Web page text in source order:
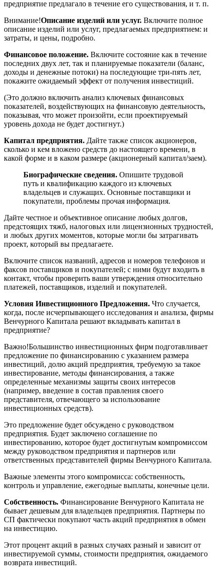
предприятие предлагало в течение его существования, и т. п.
Внимание!Описание изделий или услуг. Включите полное
описание изделий или услуг, предлагаемых предприятием: и
затраты, и цены, подробно.
Финансовое положение. Включите состояние как в течение
последних двух лет, так и планируемые показатели (баланс,
доходы и денежные потоки) на последующие три-пять лет,
покажите ожидаемый эффект от получения инвестиций.
(Это должно включить анализ ключевых финансовых
показателей, воздействующих на финансовую деятельность,
показывая, что может произойти, если проектируемый
уровень дохода не будет достигнут.)
Капитал предприятия. Дайте также список акционеров,
сколько и кем вложено средств до настоящего времени, в
какой форме и в каком размере (акционерный капитал/заем).
Биографические сведения. Опишите трудовой
путь и квалификацию каждого из ключевых
владельцев и служащих. Основные поставщики и
покупатели, проблемы прочая информация.
Дайте честное и объективное описание любых долгов,
предстоящих тяжб, налоговых или лицензионных трудностей,
и любых других моментов, которые могли бы затрагивать
проект, который вы предлагаете.
Включите список названий, адресов и номеров телефонов и
факсов поставщиков и покупателей; с ними будут входить в
контакт, чтобы проверить ваши утверждения относительно
платежей, поставщиков, изделий и покупателей.
Условия Инвестиционного Предложения. Что случается,
когда, после исчерпывающего исследования и анализа, фирмы
Венчурного Капитала решают вкладывать капитал в
предприятие?
Важно!Большинство инвестиционных фирм подготавливает
предложение по финансированию с указанием размера
инвестиций, долю акций предприятия, требуемую за такое
инвестирование, методы финансирования, а также
определенные механизмы защиты своих интересов
(например, введение в состав правления своего
представителя, отвечающего за использование
инвестиционных средств).
Это предложение будет обсуждено с руководством
предприятия. Будет заключено соглашение по
инвестированию, которое будет достигнутым компромиссом
между руководством предприятия и партнеров или
ответственных представителей фирмы Венчурного Капитала.
Важные элементы этого компромисса: собственность,
контроль и управление, ежегодные выплаты, конечные цели.
Собственность. Финансирование Венчурного Капитала не
бывает дешевым для владельцев предприятия. Партнеры по
СП фактически покупают часть акций предприятия в обмен
на инвестицию.
Этот процент акций в разных случаях разный и зависит от
инвестируемой суммы, стоимости предприятия, ожидаемого
возврата инвестиций.